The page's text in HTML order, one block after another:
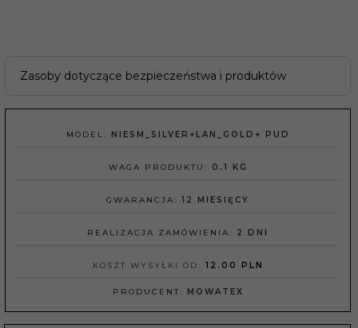
Zasoby dotyczące bezpieczeństwa i produktów
MODEL: NIESM_SILVER+LAN_GOLD+ PUD
WAGA PRODUKTU: 0.1 KG
GWARANCJA: 12 MIESIĘCY
REALIZACJA ZAMÓWIENIA: 2 DNI
KOSZT WYSYŁKI OD: 12.00 PLN
PRODUCENT: MOWATEX